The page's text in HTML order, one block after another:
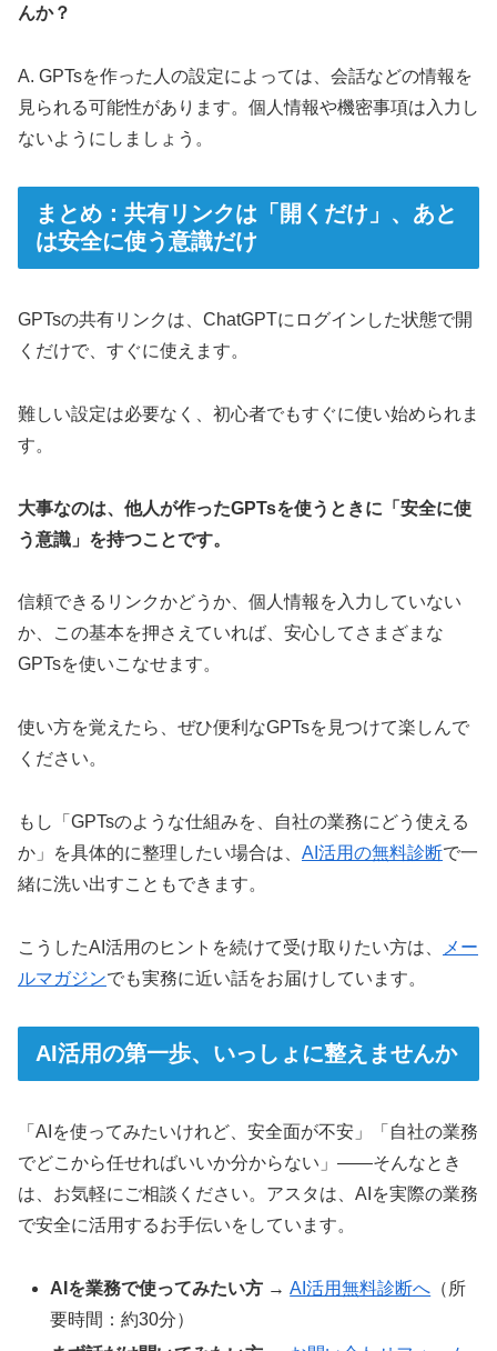
んか？
A. GPTsを作った人の設定によっては、会話などの情報を
見られる可能性があります。個人情報や機密事項は入力し
ないようにしましょう。
まとめ：共有リンクは「開くだけ」、あと
は安全に使う意識だけ
GPTsの共有リンクは、ChatGPTにログインした状態で開
くだけで、すぐに使えます。
難しい設定は必要なく、初心者でもすぐに使い始められま
す。
大事なのは、他人が作ったGPTsを使うときに「安全に使
う意識」を持つことです。
信頼できるリンクかどうか、個人情報を入力していない
か、この基本を押さえていれば、安心してさまざまな
GPTsを使いこなせます。
使い方を覚えたら、ぜひ便利なGPTsを見つけて楽しんで
ください。
もし「GPTsのような仕組みを、自社の業務にどう使える
か」を具体的に整理したい場合は、 AI活用の無料診断で一
緒に洗い出すこともできます。
こうしたAI活用のヒントを続けて受け取りたい方は、
メー
ルマガジンでも実務に近い話をお届けしています。
AI活用の第一歩、いっしょに整えませんか
「AIを使ってみたいけれど、安全面が不安」「自社の業務
でどこから任せればいいか分からない」——そんなとき
は、お気軽にご相談ください。アスタは、AIを実際の業務
で安全に活用するお手伝いをしています。
AIを業務で使ってみたい方 →AI活用無料診断へ （所
要時間：約30分）